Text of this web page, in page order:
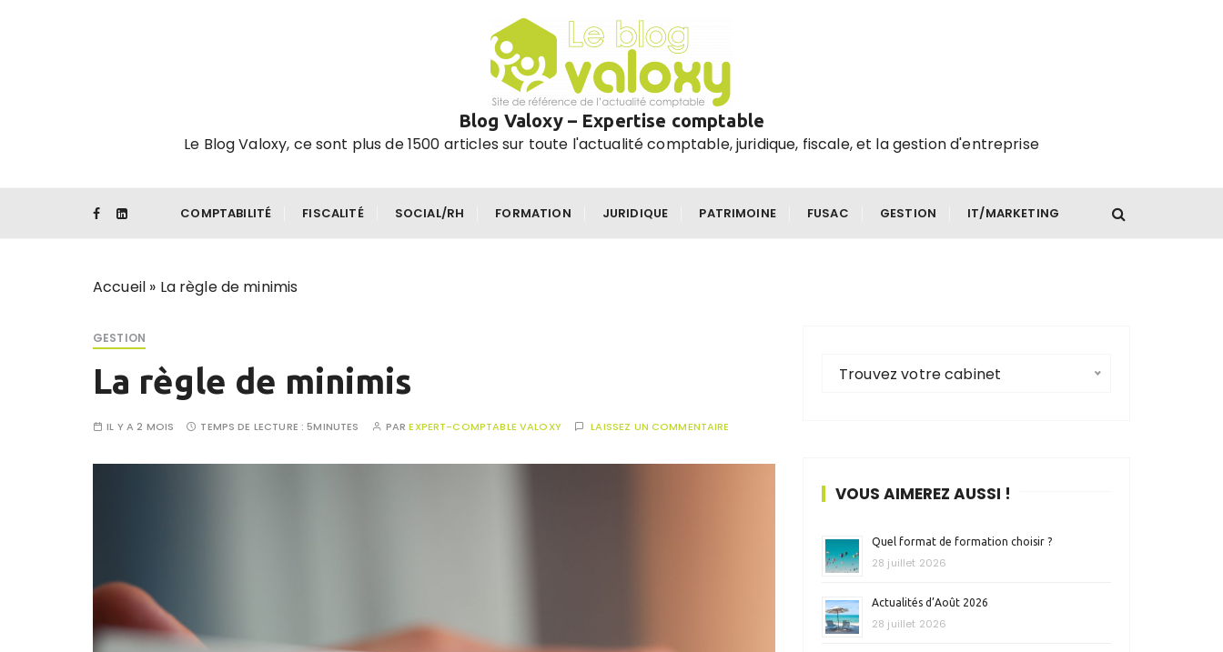
Blog Valoxy – Expertise comptable
Le Blog Valoxy, ce sont plus de 1500 articles sur toute l'actualité comptable, juridique, fiscale, et la gestion d'entreprise
COMPTABILITÉ FISCALITÉ SOCIAL/RH FORMATION JURIDIQUE PATRIMOINE FUSAC GESTION IT/MARKETING
Accueil » La règle de minimis
GESTION
La règle de minimis
IL Y A 2 MOIS TEMPS DE LECTURE :5MINUTES PAREXPERT-COMPTABLE VALOXY LAISSEZ UN COMMENTAIRE
Trouvez votre cabinet
VOUS AIMEREZ AUSSI !
Quel format de formation choisir ?
28 juillet 2026
Actualités d’Août 2026
28 juillet 2026